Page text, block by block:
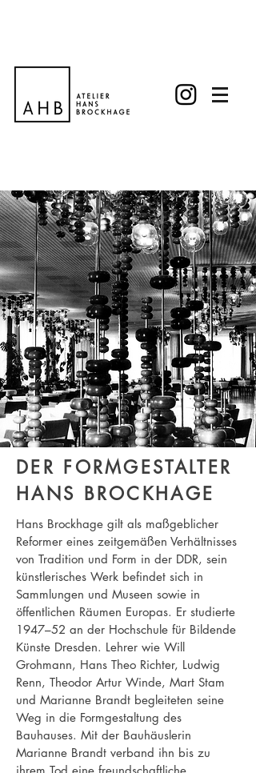
DER FORMGESTALTER
HANS BROCKHAGE
Hans Brockhage gilt als maßgeblicher
Reformer eines zeitgemäßen Verhältnisses
von Tradition und Form in der DDR, sein
künstlerisches Werk befindet sich in
Sammlungen und Museen sowie in
öffentlichen Räumen Europas. Er studierte
1947–52 an der Hochschule für Bildende
Künste Dresden. Lehrer wie Will
Grohmann, Hans Theo Richter, Ludwig
Renn, Theodor Artur Winde, Mart Stam
und Marianne Brandt begleiteten seine
Weg in die Formgestaltung des
Bauhauses. Mit der Bauhäuslerin
Marianne Brandt verband ihn bis zu